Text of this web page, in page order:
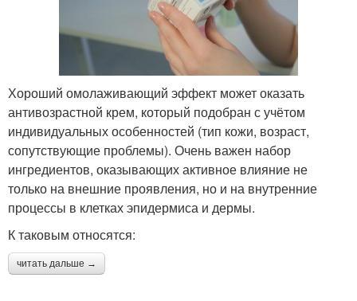
Хороший омолаживающий эффект может оказать
антивозрастной крем, который подобран с учётом
индивидуальных особенностей (тип кожи, возраст,
сопутствующие проблемы). Очень важен набор
ингредиентов, оказывающих активное влияние не
только на внешние проявления, но и на внутренние
процессы в клетках эпидермиса и дермы.
К таковым относятся:
читать дальше →